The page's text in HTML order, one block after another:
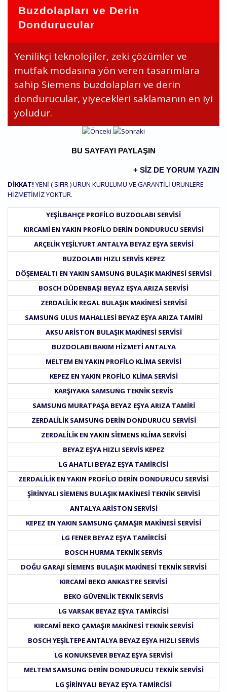
Buzdolapları ve Derin
Dondurucular
Yenilikçi teknolojiler, zeki çözümler ve
mutfak modasına yön veren tasarımlara
sahip Siemens buzdolapları ve derin
dondurucular, yiyecekleri saklamanın en iyi
yoludur.
BU SAYFAYI PAYLAŞIN
+ SIZ DE YORUM YAZIN
DİKKAT! YENİ ( SIFIR ) ÜRÜN KURULUMU VE GARANTİLİ ÜRÜNLERE
HİZMETİMİZ YOKTUR.
YEŞILBAHÇE PROFILO BUZDOLABI SERVISI
KIRCAMI EN YAKIN PROFILO DERIN DONDURUCU SERVISI
ARÇELIK YEŞILYURT ANTALYA BEYAZ EŞYA SERVISI
BUZDOLABI HIZLI SERVIS KEPEZ
DÖŞEMEALTI EN YAKIN SAMSUNG BULAŞIK MAKINESI SERVISI
BOSCH DÜDENBAŞI BEYAZ EŞYA ARIZA SERVISI
ZERDALILIK REGAL BULAŞIK MAKINESI SERVISI
SAMSUNG ULUS MAHALLESI BEYAZ EŞYA ARIZA TAMIRI
AKSU ARISTON BULAŞIK MAKINESI SERVISI
BUZDOLABI BAKIM HIZMETI ANTALYA
MELTEM EN YAKIN PROFILO KLIMA SERVISI
KEPEZ EN YAKIN PROFILO KLIMA SERVISI
KARŞIYAKA SAMSUNG TEKNIK SERVIS
SAMSUNG MURATPAŞA BEYAZ EŞYA ARIZA TAMIRI
ZERDALILIK SAMSUNG DERIN DONDURUCU SERVISI
ZERDALILIK EN YAKIN SIEMENS KLIMA SERVISI
BEYAZ EŞYA HIZLI SERVIS KEPEZ
LG AHATLI BEYAZ EŞYA TAMIRCISI
ZERDALILIK EN YAKIN PROFILO DERIN DONDURUCU SERVISI
ŞIRINYALI SIEMENS BULAŞIK MAKINESI TEKNIK SERVISI
ANTALYA ARISTON SERVISI
KEPEZ EN YAKIN SAMSUNG ÇAMAŞIR MAKINESI SERVISI
LG FENER BEYAZ EŞYA TAMIRCISI
BOSCH HURMA TEKNIK SERVIS
DOĞU GARAJI SIEMENS BULAŞIK MAKINESI TEKNIK SERVISI
KIRCAMI BEKO ANKASTRE SERVISI
BEKO GÜVENLIK TEKNIK SERVIS
LG VARSAK BEYAZ EŞYA TAMIRCISI
KIRCAMI BEKO ÇAMAŞIR MAKINESI TEKNIK SERVISI
BOSCH YEŞILTEPE ANTALYA BEYAZ EŞYA HIZLI SERVIS
LG KONUKSEVER BEYAZ EŞYA SERVISI
MELTEM SAMSUNG DERIN DONDURUCU TEKNIK SERVISI
LG ŞIRINYALI BEYAZ EŞYA TAMIRCISI